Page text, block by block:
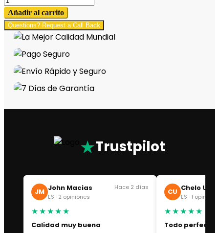
Añadir al carrito
Questions? Request a Call Back
★Trustpilot
JM John Macias
ES · 2 opiniones
Hace 2 días
★★★★★
Calidad muy buena
CU Chelo
ES · 1 opinión
★★★★★
Todo perfecto